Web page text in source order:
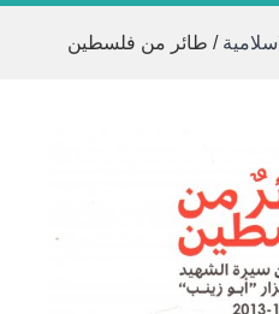
/ طائر من فلسطين